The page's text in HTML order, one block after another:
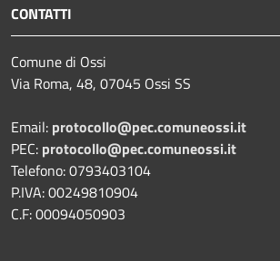
CONTATTI
Comune di Ossi
Via Roma, 48, 07045 Ossi SS
Email: protocollo@pec.comuneossi.it
PEC: protocollo@pec.comuneossi.it
Telefono: 0793403104
P.IVA: 00249810904
C.F: 00094050903